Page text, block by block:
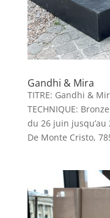
Gandhi & Mira
TITRE: Gandhi &
TECHNIQUE:
du 26 juin jusqu’au
De Monte Cristo,